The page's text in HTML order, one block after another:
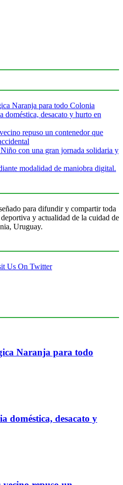
Naranja para todo Colonia
doméstica, desacato y hurto en
repuso un contenedor que
con una gran jornada solidaria y
modalidad de maniobra digital.
para difundir y compartir toda
y actualidad de la cuidad de
Uruguay.
Naranja para todo
doméstica, desacato y